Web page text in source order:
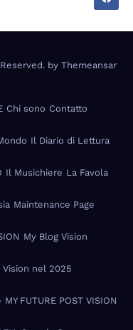
by Themeansar
Chi sono Contatto
Il Diario di Lettura
Il Musichiere La Favola
Maintenance Page
My Blog Vision
Vision nel 2025
MY FUTURE POST VISION